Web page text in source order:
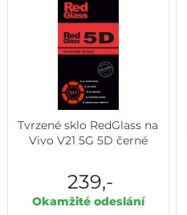
Tvrzené sklo RedGlass na
Vivo V21 5G 5D černé
239,-
Okamžité odeslání